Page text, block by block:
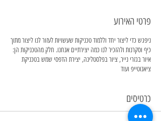
פרטי האירוע
ניפגש כדי ליצור יחד וללמוד טכניקות שעשויות לעזור לנו ליצור מתוך
כיף וסקרנות ולהזכיר לנו כמה יצירתיים אנחנו. חלק מהטכניקות הן:
איור בגזרי נייר, ציור בפלסטלינה, יצירת הדפסי שמש בטכניקת
ציאנוטייפ ועוד
כרטיסים